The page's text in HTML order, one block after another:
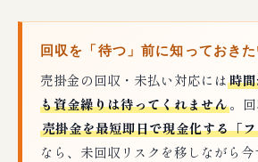
頼むべきかの判断軸
G-1. STEP1：債権の種類を
G-2. STEP2：案件規模・件
G-3. STEP3：時間軸・資金
回収を「待つ」前に知っておき
売掛金の回収・未払い対応には時
も資金繰りは待ってくれません。
売掛金を最短即日で現金化する「
なら、未回収リスクを移しながら